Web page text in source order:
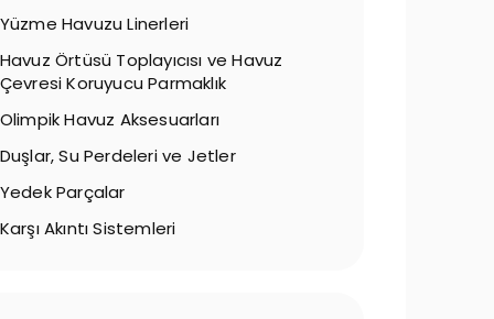
Yüzme Havuzu Linerleri
Havuz Örtüsü Toplayıcısı ve Havuz
Çevresi Koruyucu Parmaklık
Olimpik Havuz Aksesuarları
Duşlar, Su Perdeleri ve Jetler
Yedek Parçalar
Karşı Akıntı Sistemleri